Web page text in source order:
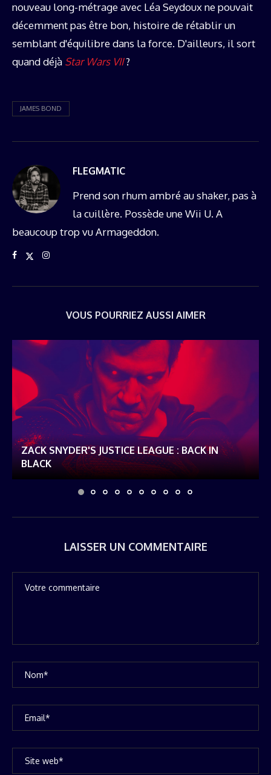
nouveau long-métrage avec Léa Seydoux ne pouvait
décemment pas être bon, histoire de rétablir un
semblant d'équilibre dans la force. D'ailleurs, il sort
quand déjà Star Wars VII?
JAMES BOND
FLEGMATIC
Prend son rhum ambré au shaker, pas à
la cuillère. Possède une Wii U. A
beaucoup trop vu Armageddon.
VOUS POURRIEZ AUSSI AIMER
ZACK SNYDER'S JUSTICE LEAGUE : BACK IN
BLACK
LAISSER UN COMMENTAIRE